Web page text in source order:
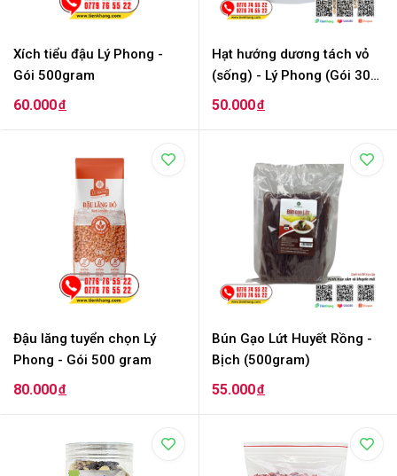
Xích tiểu đậu Lý Phong -
Gói 500gram
60.000đ
Hạt hướng dương tách vỏ
(sống) - Lý Phong (Gói 300
gram)
50.000đ
Đậu lăng tuyển chọn Lý
Phong - Gói 500 gram
80.000đ
Bún Gạo Lứt Huyết Rồng -
Bịch (500gram)
55.000đ